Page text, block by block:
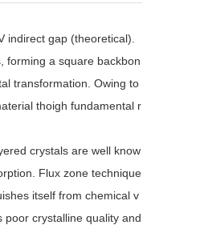
indirect gap (theoretical).
forming a square backbon
transformation. Owing to
thoigh fundamental r
crystals are well know
Flux zone technique
itself from chemical v
crystalline quality and